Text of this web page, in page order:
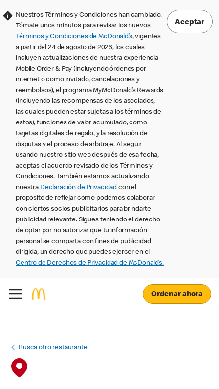
Nuestros Términos y Condiciones han cambiado.
Tómate unos minutos para revisar los nuevos
Términos y Condiciones de McDonald’s, vigentes
a partir del 24 de agosto de 2026, los cuales
incluyen actualizaciones de nuestra experiencia
Mobile Order & Pay (incluyendo órdenes por
internet o como invitado, cancelaciones y
reembolsos), el programa MyMcDonald’s Rewards
(incluyendo las recompensas de los asociados,
las cuales pueden estar sujetas a los términos de
estos), funciones de valor acumulado, como
tarjetas digitales de regalo, y la resolución de
disputas y el proceso de arbitraje. Al seguir
usando nuestro sitio web después de esa fecha,
aceptas el acuerdo revisado de los Términos y
Condiciones. También estamos actualizando
nuestra Declaración de Privacidad con el
propósito de reflejar cómo podemos colaborar
con ciertos socios publicitarios para brindarte
publicidad relevante. Sigues teniendo el derecho
de optar por no autorizar que tu información
personal se comparta con fines de publicidad
dirigida, un derecho que puedes ejercer en el
Centro de Derechos de Privacidad de McDonald’s.
Aceptar
Ordenar ahora
Busca otro restaurante